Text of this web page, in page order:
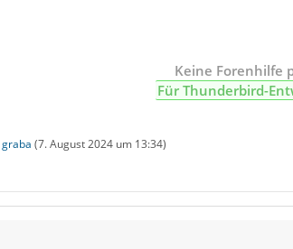
Keine Forenhilfe
Für Thunderbird-
graba (7. August 2024 um 13:34)